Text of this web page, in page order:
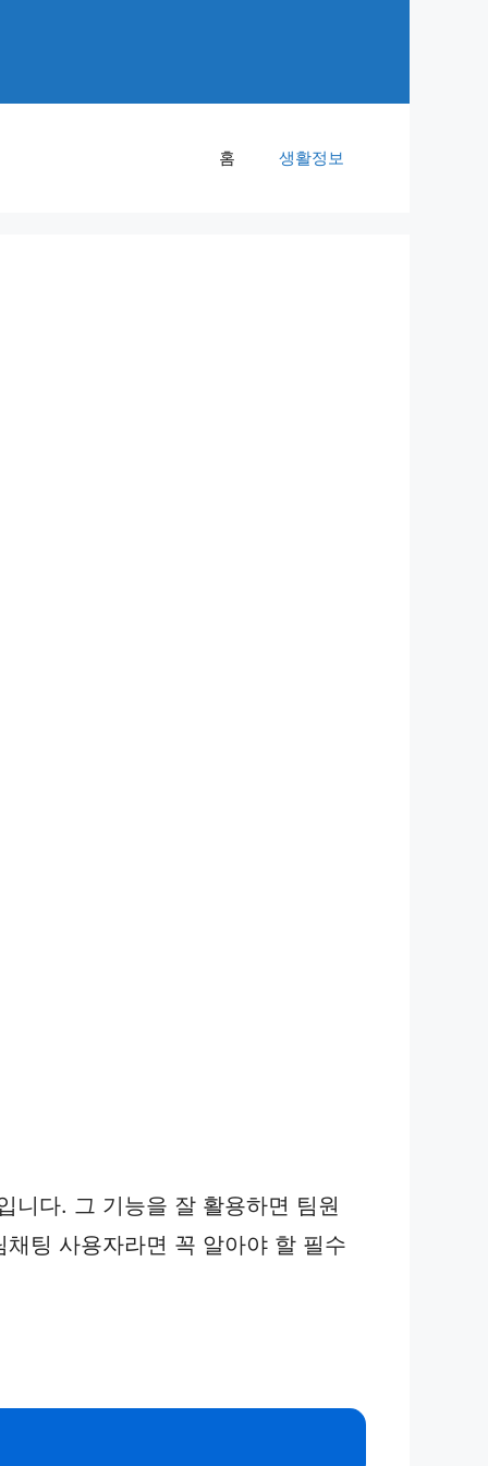
홈 생활정보
니다. 그 기능을 잘 활용하면 팀원
팅 사용자라면 꼭 알아야 할 필수